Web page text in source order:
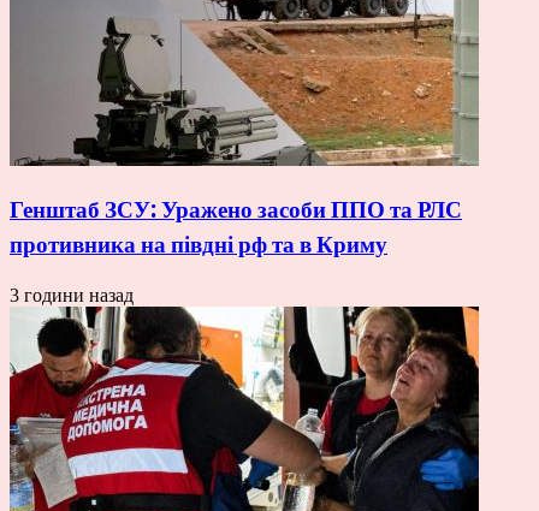
Генштаб ЗСУ: Уражено засоби ППО та РЛС
противника на півдні рф та в Криму
3 години назад